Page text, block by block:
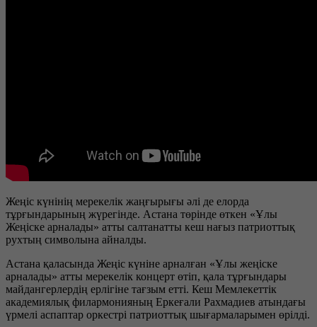
Жеңіс күнінің мерекелік жаңғырығы әлі де елорда
тұрғындарының жүрегінде. Астана төрінде өткен «Ұлы
Жеңіске арналады» атты салтанатты кеш нағыз патриоттық
рухтың символына айналды.
Астана қаласында Жеңіс күніне арналған «Ұлы жеңіске
арналады» атты мерекелік концерт өтіп, қала тұрғындары
майдангерлердің ерлігіне тағзым етті. Кеш Мемлекеттік
академиялық филармонияның Еркеғали Рахмадиев атындағы
үрмелі аспаптар оркестрі патриоттық шығармаларымен өрілді.